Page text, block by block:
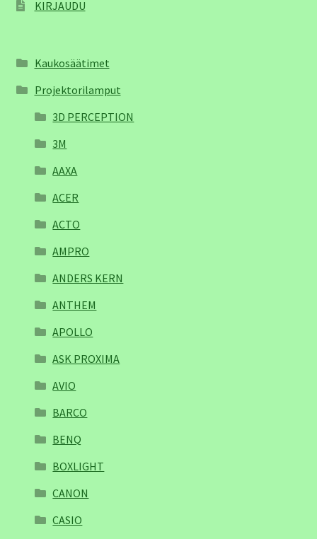
KIRJAUDU
Kaukosäätimet
Projektorilamput
3D PERCEPTION
3M
AAXA
ACER
ACTO
AMPRO
ANDERS KERN
ANTHEM
APOLLO
ASK PROXIMA
AVIO
BARCO
BENQ
BOXLIGHT
CANON
CASIO